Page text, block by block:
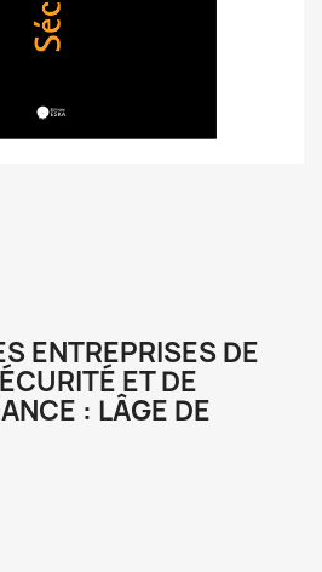
ENTREPRISES DE
ET DE
: LÂGE DE